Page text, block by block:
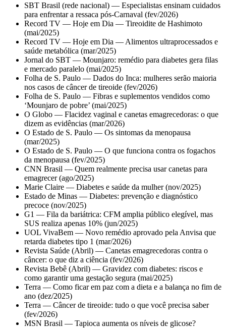
SBT Brasil (rede nacional) — Especialistas ensinam cuidados
para enfrentar a ressaca pós-Carnaval (fev/2026)
Record TV — Hoje em Dia — Tireoidite de Hashimoto
(mai/2025)
Record TV — Hoje em Dia — Alimentos ultraprocessados e
saúde metabólica (mar/2025)
Jornal do SBT — Mounjaro: remédio para diabetes gera filas
e mercado paralelo (mai/2025)
Folha de S. Paulo — Dados do Inca: mulheres serão maioria
nos casos de câncer de tireoide (fev/2026)
Folha de S. Paulo — Fibras e suplementos vendidos como
‘Mounjaro de pobre’ (mai/2025)
O Globo — Flacidez vaginal e canetas emagrecedoras: o que
dizem as evidências (mar/2026)
O Estado de S. Paulo — Os sintomas da menopausa
(mar/2025)
O Estado de S. Paulo — O que funciona contra os fogachos
da menopausa (fev/2025)
CNN Brasil — Quem realmente precisa usar canetas para
emagrecer (ago/2025)
Marie Claire — Diabetes e saúde da mulher (nov/2025)
Estado de Minas — Diabetes: prevenção e diagnóstico
precoce (nov/2025)
G1 — Fila da bariátrica: CFM amplia público elegível, mas
SUS realiza apenas 10% (jun/2025)
UOL VivaBem — Novo remédio aprovado pela Anvisa que
retarda diabetes tipo 1 (mar/2026)
Revista Saúde (Abril) — Canetas emagrecedoras contra o
câncer: o que diz a ciência (fev/2026)
Revista Bebê (Abril) — Gravidez com diabetes: riscos e
como garantir uma gestação segura (mai/2025)
Terra — Como ficar em paz com a dieta e a balança no fim de
ano (dez/2025)
Terra — Câncer de tireoide: tudo o que você precisa saber
(fev/2026)
MSN Brasil — Tapioca aumenta os níveis de glicose?